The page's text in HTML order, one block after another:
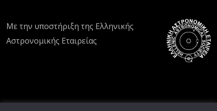
Με την υποστήριξη της Ελληνικής
Αστρονομικής Εταιρείας